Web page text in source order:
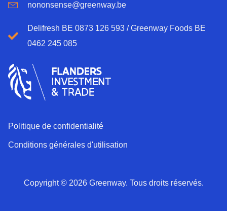
nononsense@greenway.be
Delifresh BE 0873 126 593 / Greenway Foods BE
0462 245 085
Copyright © 2026 Greenway. Tous droits réservés.
Politique de confidentialité
Conditions générales d'utilisation